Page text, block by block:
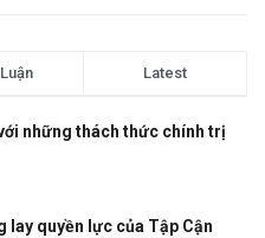
Latest
những thách thức chính trị
lay quyền lực của Tập Cận